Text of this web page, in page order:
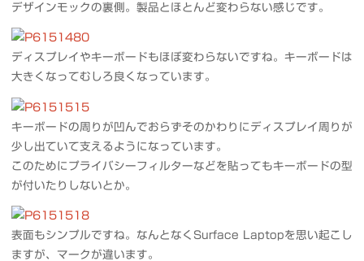
デザインモックの裏側。製品とほとんど変わらない感じです。
ディスプレイやキーボードもほぼ変わらないですね。キーボードは
大きくなってむしろ良くなっています。
キーボードの周りが凹んでおらずそのかわりにディスプレイ周りが
少し出ていて支えるようになっています。
このためにプライバシーフィルターなどを貼ってもキーボードの型
が付いたりしないとか。
表面もシンプルですね。なんとなくSurface Laptopを思い起こし
ますが、マークが違います。